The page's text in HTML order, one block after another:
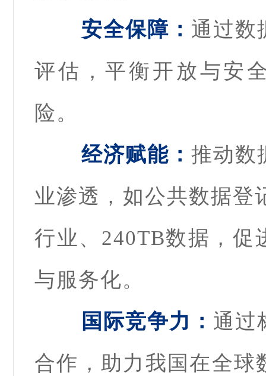
安全保障： 通过数
评估，平衡开放与安
险。
经济赋能： 推动数
业渗透，如公共数据登
行业、240TB数据，促
与服务化。
国际竞争力： 通过
合作，助力我国在全球